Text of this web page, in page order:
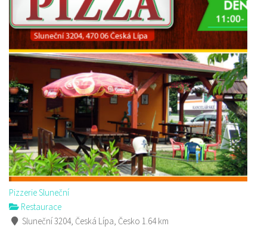
Pizzerie Sluneční
Restaurace
Sluneční 3204, Česká Lípa, Česko 1.64 km